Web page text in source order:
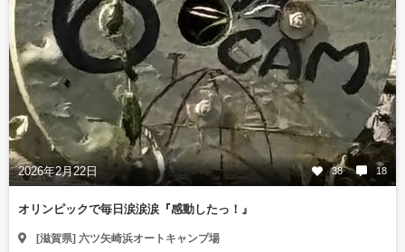
2026年2月22日 38 18
オリンピックで毎日涙涙涙『感動したっ！』
[滋賀県] 六ツ矢崎浜オートキャンプ場